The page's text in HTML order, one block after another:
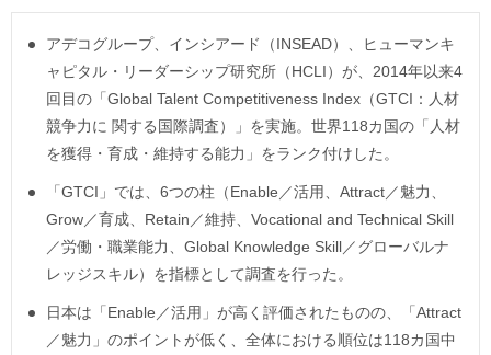
アデコグループ、インシアード（INSEAD）、ヒューマンキ
ャピタル・リーダーシップ研究所（HCLI）が、2014年以来4
回目の「Global Talent Competitiveness Index（GTCI：人材
競争力に 関する国際調査）」を実施。世界118カ国の「人材
を獲得・育成・維持する能力」をランク付けした。
「GTCI」では、6つの柱（Enable／活用、Attract／魅力、
Grow／育成、Retain／維持、Vocational and Technical Skill
／労働・職業能力、Global Knowledge Skill／グローバルナ
レッジスキル）を指標として調査を行った。
日本は「Enable／活用」が高く評価されたものの、「Attract
／魅力」のポイントが低く、全体における順位は118カ国中